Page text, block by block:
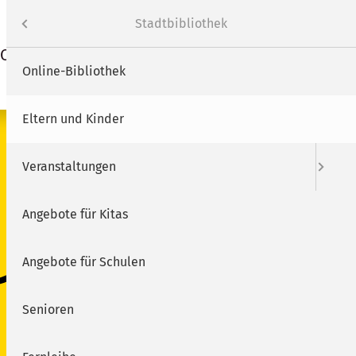
Webcam Mängelmelder
und Vergabe
Verordnungen
Stadtbibliothek
Online-Bibliothek
Eltern und Kinder
Veranstaltungen
Angebote für Kitas
Angebote für Schulen
Senioren